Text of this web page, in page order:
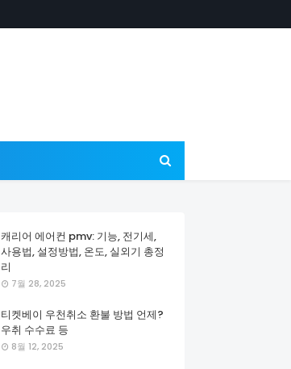
캐리어 에어컨 pmv: 기능, 전기세,
사용법, 설정방법, 온도, 실외기 총정
리
7월 28, 2025
티켓베이 우천취소 환불 방법 언제?
우취 수수료 등
8월 12, 2025